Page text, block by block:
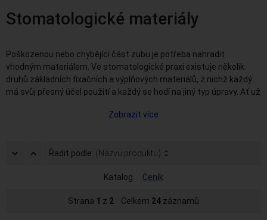
Stomatologické materiály
Poškozenou nebo chybějící část zubu je potřeba nahradit
vhodným materiálem. Ve stomatologické praxi existuje několik
druhů základních fixačních a výplňových materiálů, z nichž každý
má svůj přesný účel použití a každý se hodí na jiný typ úpravy. Ať už
kompozitní materiály, stomatolog si vždy musí dát velmi záležet
zubní výplní či kompozitem se proto používají speciální
můžete vybrat z několika druhů materiálů pro
Zobrazit více
Řadit podle: (Názvu produktu)
Katalog Ceník
Strana 1 z 2 Celkem 24 záznamů